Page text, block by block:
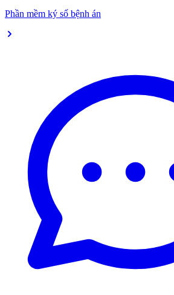
Phần mềm ký số bệnh án